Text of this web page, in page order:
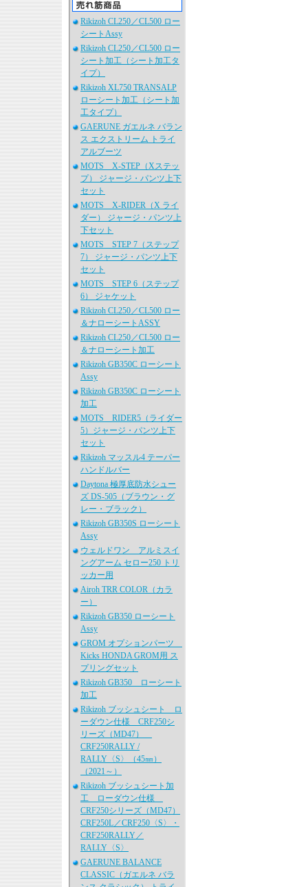
Rikizoh CL250／CL500 ロー
シートAssy
Rikizoh CL250／CL500 ロー
シート加工（シート加工タ
イプ）
Rikizoh XL750 TRANSALP
ローシート加工（シート加
工タイプ）
GAERUNE ガエルネ バラン
ス エクストリーム トライ
アルブーツ
MOTS X-STEP（Xステッ
プ） ジャージ・パンツ上下
セット
MOTS X-RIDER（X ライ
ダー） ジャージ・パンツ上
下セット
MOTS STEP 7（ステップ
7） ジャージ・パンツ上下
セット
MOTS STEP 6（ステップ
6） ジャケット
Rikizoh CL250／CL500 ロー
＆ナローシートASSY
Rikizoh CL250／CL500 ロー
＆ナローシート加工
Rikizoh GB350C ローシート
Assy
Rikizoh GB350C ローシート
加工
MOTS RIDER5（ライダー
5）ジャージ・パンツ上下
セット
Rikizoh マッスル4 テーパー
ハンドルバー
Daytona 極厚底防水シュー
ズ DS-505（ブラウン・グ
レー・ブラック）
Rikizoh GB350S ローシート
Assy
ウェルドワン アルミスイ
ングアーム セロー250 トリ
ッカー用
Airoh TRR COLOR（カラ
ー）
Rikizoh GB350 ローシート
Assy
GROM オプションパーツ
Kicks HONDA GROM用 ス
プリングセット
Rikizoh GB350 ローシート
加工
Rikizoh ブッシュシート ロ
ーダウン仕様 CRF250シ
リーズ（MD47）
CRF250RALLY /
RALLY〈S〉（45㎜）
（2021～）
Rikizoh ブッシュシート加
工 ローダウン仕様
CRF250シリーズ（MD47）
CRF250L／CRF250〈S〉・
CRF250RALLY／
RALLY〈S〉
GAERUNE BALANCE
CLASSIC（ガエルネ バラ